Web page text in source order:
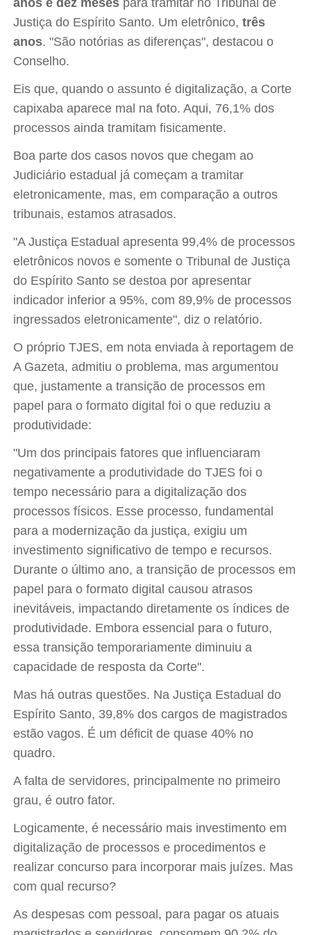
anos e dez meses para tramitar no Tribunal de
Justiça do Espírito Santo. Um eletrônico,três
anos. "São notórias as diferenças", destacou o
Conselho.
Eis que, quando o assunto é digitalização, a Corte
capixaba aparece mal na foto. Aqui, 76,1% dos
processos ainda tramitam fisicamente.
Boa parte dos casos novos que chegam ao
Judiciário estadual já começam a tramitar
eletronicamente, mas, em comparação a outros
tribunais, estamos atrasados.
"A Justiça Estadual apresenta 99,4% de processos
eletrônicos novos e somente o Tribunal de Justiça
do Espírito Santo se destoa por apresentar
indicador inferior a 95%, com 89,9% de processos
ingressados eletronicamente", diz o relatório.
O próprio TJES, em nota enviada à reportagem de
A Gazeta, admitiu o problema, mas argumentou
que, justamente a transição de processos em
papel para o formato digital foi o que reduziu a
produtividade:
"Um dos principais fatores que influenciaram
negativamente a produtividade do TJES foi o
tempo necessário para a digitalização dos
processos físicos. Esse processo, fundamental
para a modernização da justiça, exigiu um
investimento significativo de tempo e recursos.
Durante o último ano, a transição de processos em
papel para o formato digital causou atrasos
inevitáveis, impactando diretamente os índices de
produtividade. Embora essencial para o futuro,
essa transição temporariamente diminuiu a
capacidade de resposta da Corte".
Mas há outras questões. Na Justiça Estadual do
Espírito Santo, 39,8% dos cargos de magistrados
estão vagos. É um déficit de quase 40% no
quadro.
A falta de servidores, principalmente no primeiro
grau, é outro fator.
Logicamente, é necessário mais investimento em
digitalização de processos e procedimentos e
realizar concurso para incorporar mais juízes. Mas
com qual recurso?
As despesas com pessoal, para pagar os atuais